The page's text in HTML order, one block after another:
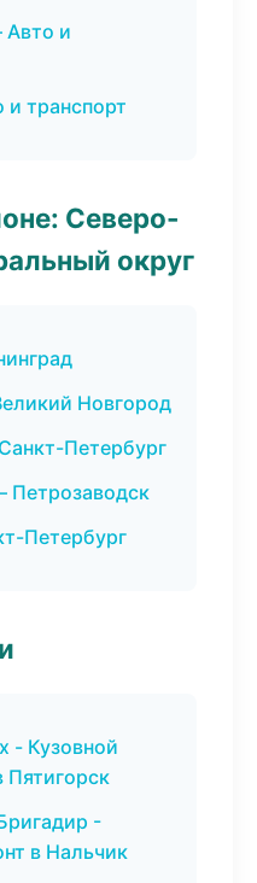
Авто и
транспорт
Северо-
округ
Новгород
Петербург
Петрозаводск
Петербург
- Кузовной
Пятигорск
-
в Нальчик